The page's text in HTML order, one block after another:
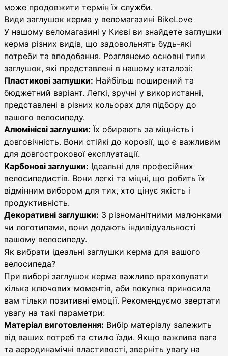
може продовжити термін їх служби.
Види заглушок керма у веломагазині BikeLove
У нашому веломагазині у Києві ви знайдете заглушки
керма різних видів, що задовольнять будь-які
потреби та вподобання. Розглянемо основні типи
заглушок, які представлені в нашому каталозі:
Пластикові заглушки: Найбільш поширений та
бюджетний варіант. Легкі, зручні у використанні,
представлені в різних кольорах для підбору до
вашого велосипеду.
Алюмінієві заглушки: Їх обирають за міцність і
довговічність. Вони стійкі до корозії, що є важливим
для довгострокової експлуатації.
Карбонові заглушки: Ідеальні для професійних
велосипедистів. Вони легкі та міцні, що робить їх
відмінним вибором для тих, хто цінує якість і
продуктивність.
Декоративні заглушки: З різноманітними малюнками
чи логотипами, вони додають індивідуальності
вашому велосипеду.
Як вибрати ідеальні заглушки керма для вашого
велосипеда?
При виборі заглушок керма важливо враховувати
кілька ключових моментів, аби покупка приносила
вам тільки позитивні емоції. Рекомендуємо звертати
увагу на такі параметри:
Матеріал виготовлення: Вибір матеріалу залежить
від ваших потреб та стилю їзди. Якщо важлива вага
та аеродинамічні властивості, зверніть увагу на